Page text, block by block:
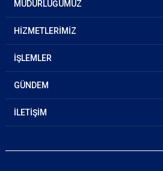
MÜDÜRLÜĞÜMÜZ
HİZMETLERİMİZ
İŞLEMLER
GÜNDEM
İLETİŞİM